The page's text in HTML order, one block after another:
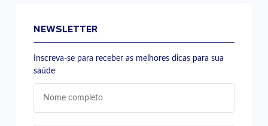
NEWSLETTER
Inscreva-se para receber as melhores dicas para sua
saúde